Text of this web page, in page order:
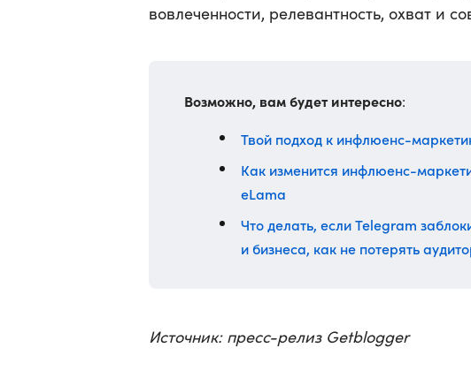
вовлеченности, релевантность, охват и
Возможно, вам будет интересно:
Твой подход к инфлюенс-
Как изменится инфлюенс-
eLama
Что делать, если Telegram
и бизнеса, как не потерять
Источник: пресс-релиз Getblogger